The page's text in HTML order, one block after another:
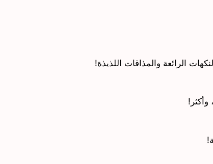
الرائعة والمذاقات اللذيذة!
وأكثر!